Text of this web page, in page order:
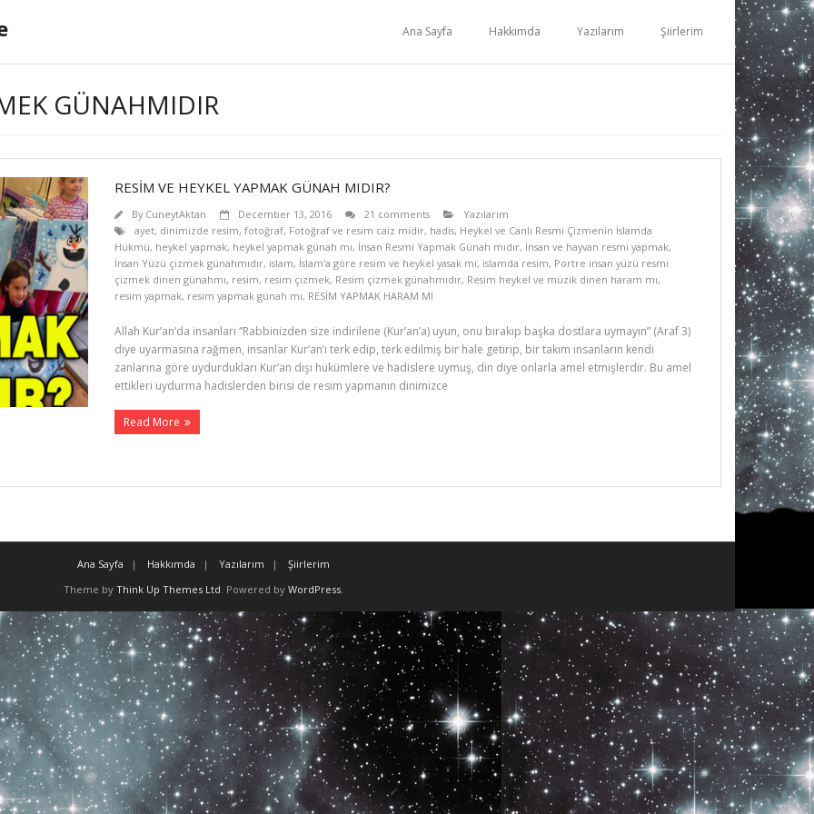
Ana Sayfa Hakkımda Yazılarım Şiirlerim
GÜNAHMIDIR
RESİM VE HEYKEL YAPMAK GÜNAH MIDIR?
By CuneytAktan December 13, 2016 21 comments
Yazılarım
ayet, dinimizde resim, fotoğraf, Fotoğraf ve resim caiz midir, hadis, Heykel ve Canlı Resmi Çizmenin İslamda
Hükmü, heykel yapmak, heykel yapmak günah mı, İnsan Resmi Yapmak Günah mıdır, İnsan ve hayvan resmi yapmak,
İnsan Yüzü çizmek günahmıdır, islam, İslam'a göre resim ve heykel yasak mı, islamda resim, Portre insan yüzü resmi
çizmek dinen günahmı, resim, resim çizmek, Resim çizmek günahmıdır, Resim heykel ve müzik dinen haram mı,
resim yapmak, resim yapmak günah mı, RESİM YAPMAK HARAM MI
Allah Kur’an’da insanları “Rabbinizden size indirilene (Kur’an’a) uyun, onu bırakıp başka dostlara uymayın” (Araf 3)
diye uyarmasına rağmen, insanlar Kur’an’ı terk edip, terk edilmiş bir hale getirip, bir takım insanların kendi
zanlarına göre uydurdukları Kur’an dışı hükümlere ve hadislere uymuş, din diye onlarla amel etmişlerdir. Bu amel
ettikleri uydurma hadislerden birisi de resim yapmanın dinimizce
Read More
Ana Sayfa Hakkımda Yazılarım
Şiirlerim
Theme by Think Up Themes Ltd. Powered by WordPress.